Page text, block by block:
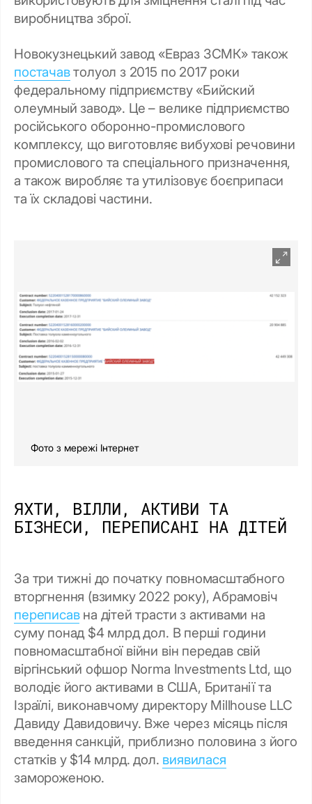
виробництва зброї.
Новокузнецький завод «Евраз ЗСМК» також
постачавтолуол з 2015 по 2017 роки
федеральному підприємству «Бийский
олеумный завод». Це – велике підприємство
російського оборонно-промислового
комплексу, що виготовляє вибухові речовини
промислового та спеціального призначення,
а також виробляє та утилізовує боєприпаси
та їх складові частини.
Фото з мережі Інтернет
ЯХТИ, ВІЛЛИ, АКТИВИ ТА
БІЗНЕСИ, ПЕРЕПИСАНІ НА ДІТЕЙ
За три тижні до початку повномасштабного
вторгнення (взимку 2022 року), Абрамовіч
переписавна дітей трасти з активами на
суму понад $4 млрд дол. В перші години
повномасштабної війни він передав свій
віргінський офшор Norma Investments Ltd, що
володіє його активами в США, Британії та
Ізраїлі, виконавчому директору Millhouse LLC
Давиду Давидовичу. Вже через місяць після
введення санкцій, приблизно половина з його
статків у $14 млрд. дол. виявилася
замороженою.